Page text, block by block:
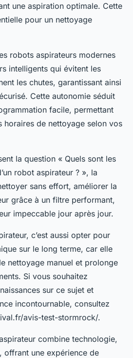
une aspiration optimale. Cette
pour un nettoyage
robots aspirateurs modernes
intelligents qui évitent les
les chutes, garantissant ainsi
Cette autonomie séduit
facile, permettant
horaires de nettoyage selon vos
la question « Quels sont les
robot aspirateur ? », la
sans effort, améliorer la
grâce à un filtre performant,
impeccable jour après jour.
c’est aussi opter pour
sur le long terme, car elle
nettoyage manuel et prolonge
Si vous souhaitez
sur ce sujet et
incontournable, consultez
avis-test-stormrock/.
combine technologie,
offrant une expérience de